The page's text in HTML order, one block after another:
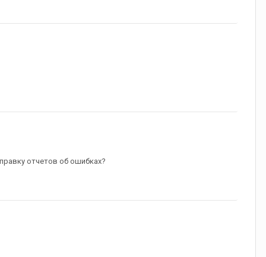
отчетов об ошибках?